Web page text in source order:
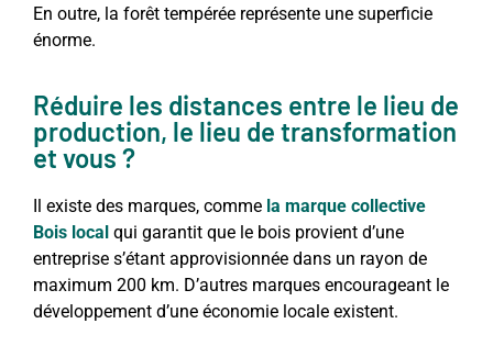
En outre, la forêt tempérée représente une superficie
énorme.
Réduire les distances entre le lieu de
production, le lieu de transformation
et vous ?
Il existe des marques, comme la marque collective
Bois local qui garantit que le bois provient d’une
entreprise s’étant approvisionnée dans un rayon de
maximum 200 km. D’autres marques encourageant le
développement d’une économie locale existent.